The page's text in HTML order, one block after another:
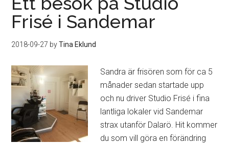
Frisé i Sandemar
2018-09-27 byTina Eklund
Sandra är frisören som för ca 5
månader sedan startade upp
och nu driver Studio Frisé i fina
lantliga lokaler vid Sandemar
strax utanför Dalarö. Hit kommer
du som vill göra en förändring